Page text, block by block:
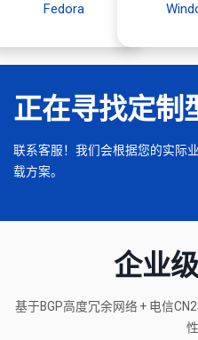
Fedora
正在寻找定制
联系客服！我们会根据您的实际
载方案。
企业
基于BGP高度冗余网络 + 电信
性